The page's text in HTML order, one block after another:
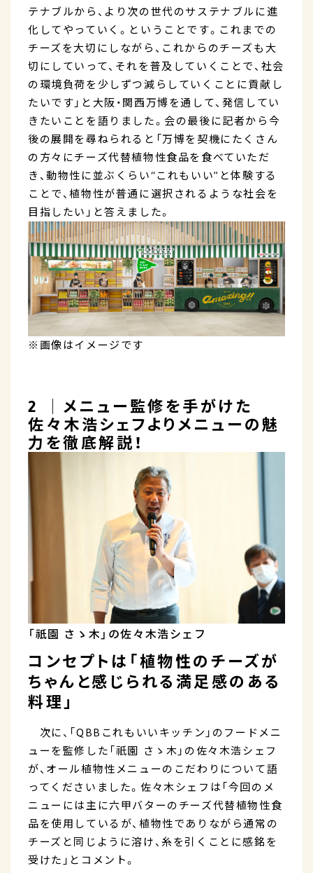
テナブルから、より次の世代のサステナブルに進
化してやっていく。ということです。これまでの
チーズを大切にしながら、これからのチーズも大
切にしていって、それを普及していくことで、社会
の環境負荷を少しずつ減らしていくことに貢献し
たいです」と大阪・関西万博を通して、発信してい
きたいことを語りました。会の最後に記者から今
後の展開を尋ねられると「万博を契機にたくさん
の方々にチーズ代替植物性食品を食べていただ
き、動物性に並ぶくらい“これもいい”と体験する
ことで、植物性が普通に選択されるような社会を
目指したい」と答えました。
※画像はイメージです
2 │メニュー監修を手がけた
佐々木浩シェフよりメニューの魅
力を徹底解説！
「祇園 さゝ木」の佐々木浩シェフ
コンセプトは「植物性のチーズが
ちゃんと感じられる満足感のある
料理」
次に、「QBBこれもいいキッチン」のフードメニ
ューを監修した「祇園 さゝ木」の佐々木浩シェフ
が、オール植物性メニューのこだわりについて語
ってくださいました。佐々木シェフは「今回のメ
ニューには主に六甲バターのチーズ代替植物性食
品を使用しているが、植物性でありながら通常の
チーズと同じように溶け、糸を引くことに感銘を
受けた」とコメント。